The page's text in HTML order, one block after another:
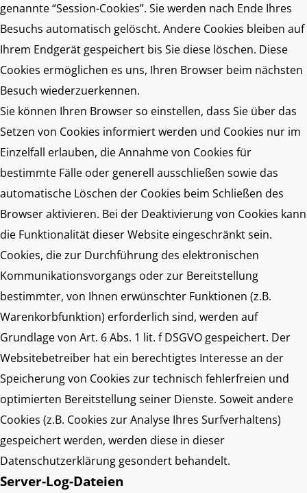
genannte “Session-Cookies”. Sie werden nach Ende Ihres
Besuchs automatisch gelöscht. Andere Cookies bleiben auf
Ihrem Endgerät gespeichert bis Sie diese löschen. Diese
Cookies ermöglichen es uns, Ihren Browser beim nächsten
Besuch wiederzuerkennen.
Sie können Ihren Browser so einstellen, dass Sie über das
Setzen von Cookies informiert werden und Cookies nur im
Einzelfall erlauben, die Annahme von Cookies für
bestimmte Fälle oder generell ausschließen sowie das
automatische Löschen der Cookies beim Schließen des
Browser aktivieren. Bei der Deaktivierung von Cookies kann
die Funktionalität dieser Website eingeschränkt sein.
Cookies, die zur Durchführung des elektronischen
Kommunikationsvorgangs oder zur Bereitstellung
bestimmter, von Ihnen erwünschter Funktionen (z.B.
Warenkorbfunktion) erforderlich sind, werden auf
Grundlage von Art. 6 Abs. 1 lit. f DSGVO gespeichert. Der
Websitebetreiber hat ein berechtigtes Interesse an der
Speicherung von Cookies zur technisch fehlerfreien und
optimierten Bereitstellung seiner Dienste. Soweit andere
Cookies (z.B. Cookies zur Analyse Ihres Surfverhaltens)
gespeichert werden, werden diese in dieser
Datenschutzerklärung gesondert behandelt.
Server-Log-Dateien